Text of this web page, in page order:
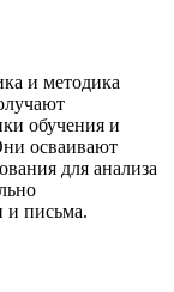
и методика
обучения и
осваивают
для анализа
и письма.